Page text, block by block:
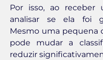
Por isso, ao receber
analisar se ela foi
Mesmo uma pequena
pode mudar a
reduzir